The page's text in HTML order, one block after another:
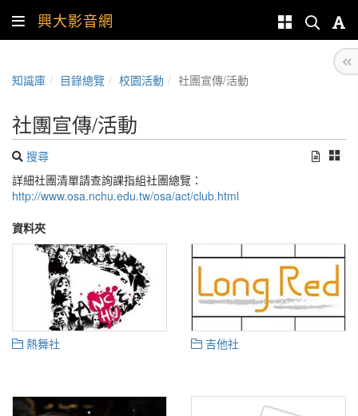
興大影音網
知識庫 目錄總覽 校園活動 社團宣傳/活動
社團宣傳/活動
搜尋
詳細社團清單請查詢課指組社團總覽：
http://www.osa.nchu.edu.tw/osa/act/club.html
資料夾
熱舞社 吉他社